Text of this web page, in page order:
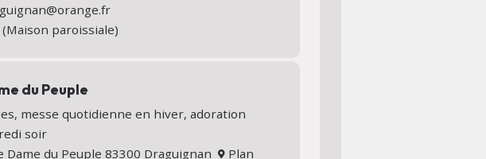
paroissiale)
du Peuple
messe quotidienne en hiver, adoration
soir
Dame du Peuple 83300 Draguignan
Plan